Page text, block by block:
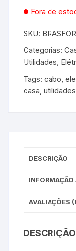
Fora de
SKU:
Categorias:
Utilidades
Tags:cabo ,
casa ,utilidades
DESCRIÇÃO
AVALIAÇÕES
DESCRIÇÃO